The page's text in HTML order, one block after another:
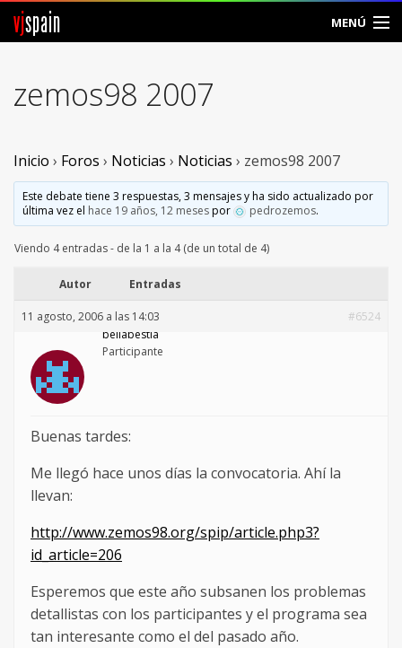
vjspain MENÚ
Foros
Vjspain
Contacto
Entrar
Crear Cuenta
zemos98 2007
Inicio › Foros › Noticias › Noticias › zemos98 2007
Este debate tiene 3 respuestas, 3 mensajes y ha sido actualizado por
última vez el hace 19 años, 12 mesespor pedrozemos.
Viendo 4 entradas - de la 1 a la 4 (de un total de 4)
Autor Entradas
11 agosto, 2006 a las 14:03
#6524
bellabestia
Participante
Buenas tardes:
Me llegó hace unos días la convocatoria. Ahí la
llevan:
http://www.zemos98.org/spip/article.php3?
id_article=206
Esperemos que este año subsanen los problemas
detallistas con los participantes y el programa sea
tan interesante como el del pasado año.